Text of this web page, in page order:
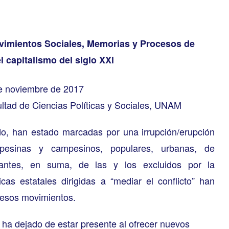
Sociales, Memorias y Procesos de
capitalismo del siglo XXl
noviembre de 2017
de Ciencias Políticas y Sociales, UNAM
han estado marcadas por una irrupción/erupción
y campesinos, populares, urbanas, de
en suma, de las y los excluidos por la
estatales dirigidas a “mediar el conflicto” han
movimientos.
dejado de estar presente al ofrecer nuevos